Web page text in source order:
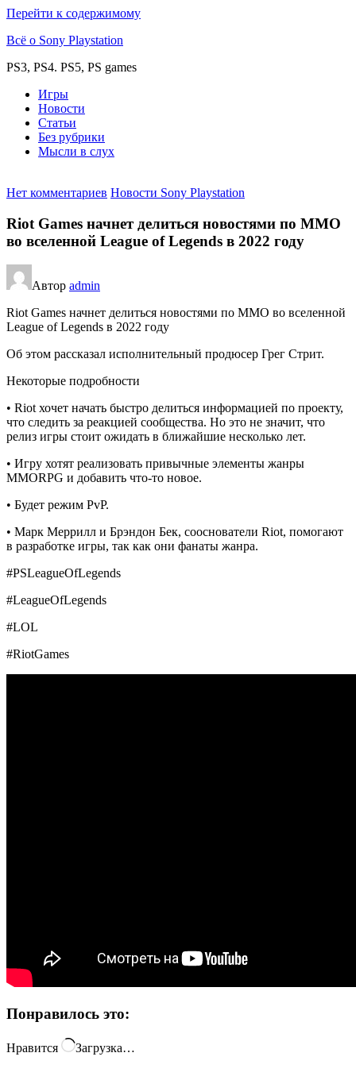
Перейти к содержимому
Всё о Sony Playstation
PS3, PS4. PS5, PS games
Игры
Новости
Статьи
Без рубрики
Мысли в слух
Нет комментариев Новости Sony Playstation
Riot Games начнет делиться новостями по MMO
во вселенной League of Legends в 2022 году
Автор admin
Riot Games начнет делиться новостями по MMO во вселенной
League of Legends в 2022 году
Об этом рассказал исполнительный продюсер Грег Стрит.
Некоторые подробности
• Riot хочет начать быстро делиться информацией по проекту,
что следить за реакцией сообщества. Но это не значит, что
релиз игры стоит ожидать в ближайшие несколько лет.
• Игру хотят реализовать привычные элементы жанры
MMORPG и добавить что-то новое.
• Будет режим PvP.
• Марк Меррилл и Брэндон Бек, сооснователи Riot, помогают
в разработке игры, так как они фанаты жанра.
#PSLeagueOfLegends
#LeagueOfLegends
#LOL
#RiotGames
Понравилось это:
Нравится Загрузка…